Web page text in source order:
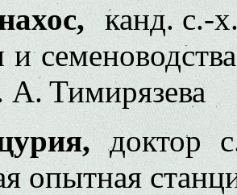
канд. с.-
и
Тимирязева
доктор
опытная